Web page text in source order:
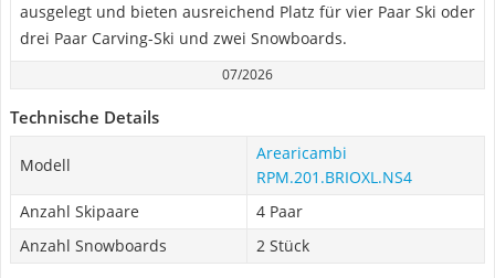
ausgelegt und bieten ausreichend Platz für vier Paar Ski oder
drei Paar Carving-Ski und zwei Snowboards.
07/2026
Technische Details
Modell
Arearicambi
RPM.201.BRIOXL.NS4
Anzahl Skipaare
4 Paar
Anzahl Snowboards
2 Stück